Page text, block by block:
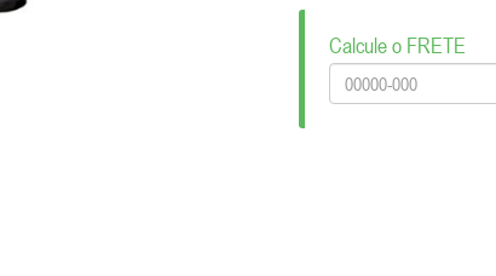
Calcule o FRETE